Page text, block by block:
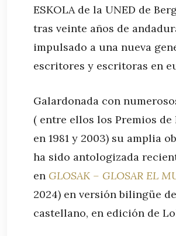
ESKOLA de la UNED de
tras veinte años de
impulsado a una nueva
escritores y escritoras en
Galardonada con
( entre ellos los Premios
en 1981 y 2003) su amplia
ha sido antologizada
en GLOSAK – GLOSAR EL
2024) en versión bilingüe
castellano, en edición de